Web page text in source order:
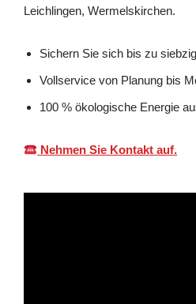
Leichlingen, Wermelskirchen.
Sichern Sie sich bis zu
Vollservice von Planung bis
100 % ökologische Energie
Nehmen Sie Kontakt auf.